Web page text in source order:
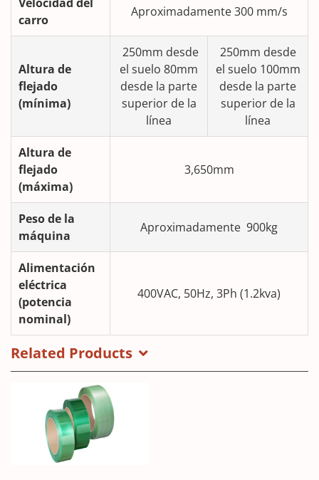
carro
Aproximadamente 300 mm/s
Altura de
flejado
(mínima)
250mm desde
el suelo 80mm
desde la parte
superior de la
línea
250mm desde
el suelo 100mm
desde la parte
superior de la
línea
Altura de
flejado
(máxima)
3,650mm
Peso de la
máquina
Aproximadamente 900kg
Alimentación
eléctrica
(potencia
nominal)
400VAC, 50Hz, 3Ph (1.2kva)
Related Products